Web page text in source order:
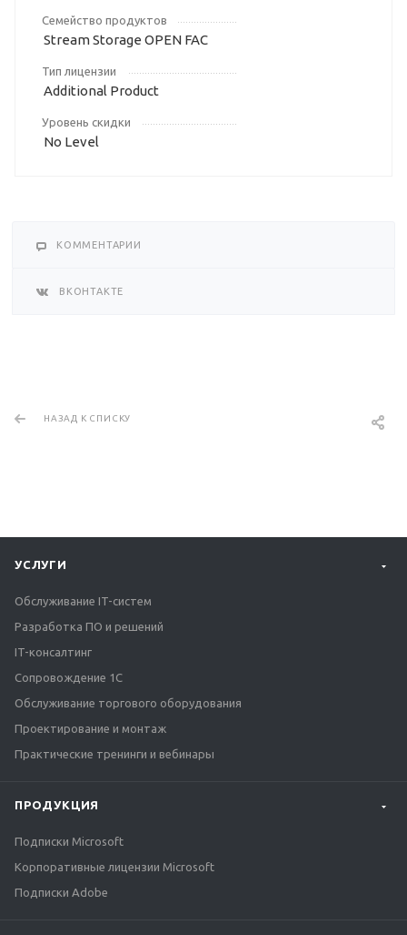
Семейство продуктов
Stream Storage OPEN FAC
Тип лицензии
Additional Product
Уровень скидки
No Level
КОММЕНТАРИИ
ВКОНТАКТЕ
НАЗАД К СПИСКУ
УСЛУГИ
Обслуживание IT-систем
Разработка ПО и решений
IT-консалтинг
Сопровождение 1С
Обслуживание торгового оборудования
Проектирование и монтаж
Практические тренинги и вебинары
ПРОДУКЦИЯ
Подписки Microsoft
Корпоративные лицензии Microsoft
Подписки Adobe